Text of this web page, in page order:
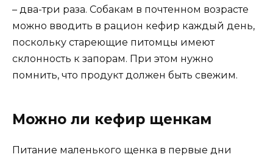
– два-три раза. Собакам в почтенном возрасте
можно вводить в рацион кефир каждый день,
поскольку стареющие питомцы имеют
склонность к запорам. При этом нужно
помнить, что продукт должен быть свежим.
Можно ли кефир щенкам
Питание маленького щенка в первые дни